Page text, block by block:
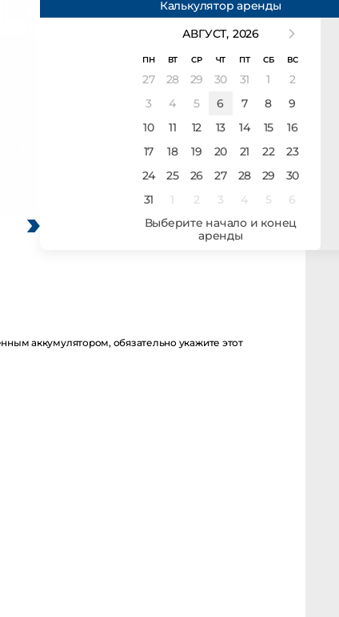
Калькулятор аренды
АВГУСТ, 2026
ПН ВТ СР ЧТ ПТ СБ ВС
27 28 29 30 31 1
2
3
4 5 6 7 8
9
10
11 12 13 14 15
16
17
18 19 20 21 22
23
24
25 26 27 28 29
30
31
1 2 3 4 5 6
аккумулятором, обязательно укажите этот